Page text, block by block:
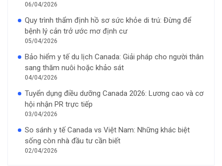
06/04/2026
Quy trình thẩm định hồ sơ sức khỏe di trú: Đừng để
bệnh lý cản trở ước mơ định cư
05/04/2026
Bảo hiểm y tế du lịch Canada: Giải pháp cho người thân
sang thăm nuôi hoặc khảo sát
04/04/2026
Tuyển dụng điều dưỡng Canada 2026: Lương cao và cơ
hội nhận PR trực tiếp
03/04/2026
So sánh y tế Canada vs Việt Nam: Những khác biệt
sống còn nhà đầu tư cần biết
02/04/2026